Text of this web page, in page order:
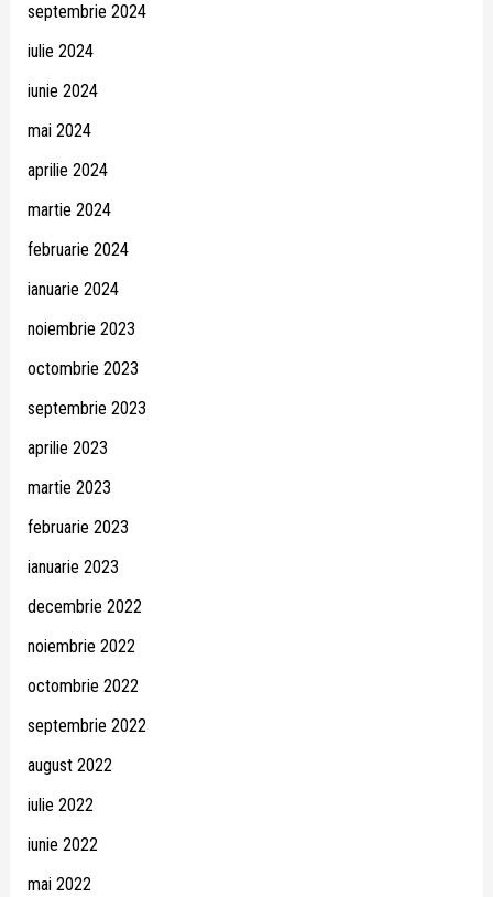
septembrie 2024
iulie 2024
iunie 2024
mai 2024
aprilie 2024
martie 2024
februarie 2024
ianuarie 2024
noiembrie 2023
octombrie 2023
septembrie 2023
aprilie 2023
martie 2023
februarie 2023
ianuarie 2023
decembrie 2022
noiembrie 2022
octombrie 2022
septembrie 2022
august 2022
iulie 2022
iunie 2022
mai 2022